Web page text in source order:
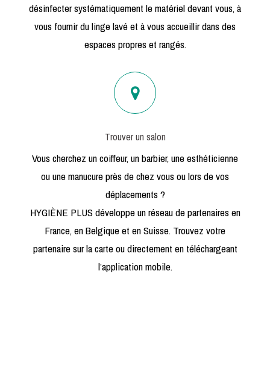
désinfecter systématiquement le matériel devant vous, à
vous fournir du linge lavé et à vous accueillir dans des
espaces propres et rangés.
Trouver un salon
Vous cherchez un coiffeur, un barbier, une esthéticienne
ou une manucure près de chez vous ou lors de vos
déplacements ?
HYGIÈNE PLUS développe un réseau de partenaires en
France, en Belgique et en Suisse. Trouvez votre
partenaire sur la carte ou directement en téléchargeant
l’application mobile.